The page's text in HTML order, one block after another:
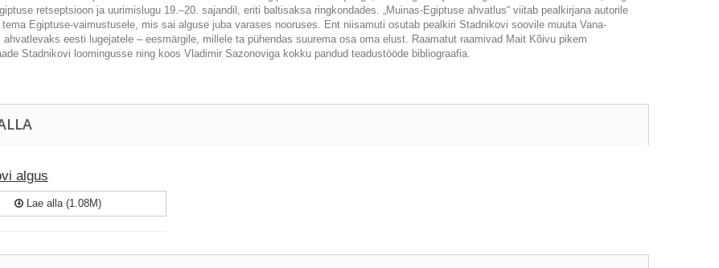
retseptsioon ja uurimislugu 19.–20. sajandil, eriti baltisaksa ringkondades. „Muinas-Egiptuse ahvatlus“ viitab pealkirjana autorile
tema Egiptuse-vaimustusele, mis sai alguse juba varases nooruses. Ent niisamuti osutab pealkiri Stadnikovi soovile muuta Vana-
ahvatlevaks eesti lugejatele – eesmärgile, millele ta pühendas suurema osa oma elust. Raamatut raamivad Mait Kõivu pikem
Stadnikovi loomingusse ning koos Vladimir Sazonoviga kokku pandud teadustööde bibliograafia.
algus
Lae alla (1.08M)